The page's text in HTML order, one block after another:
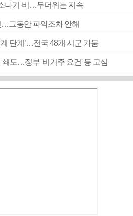
나기·비…무더위는 지속
그동안 파악조차 안해
계 단계’…전국 48개 시군 가뭄
쇄도…정부 '비거주 요건' 등 고심